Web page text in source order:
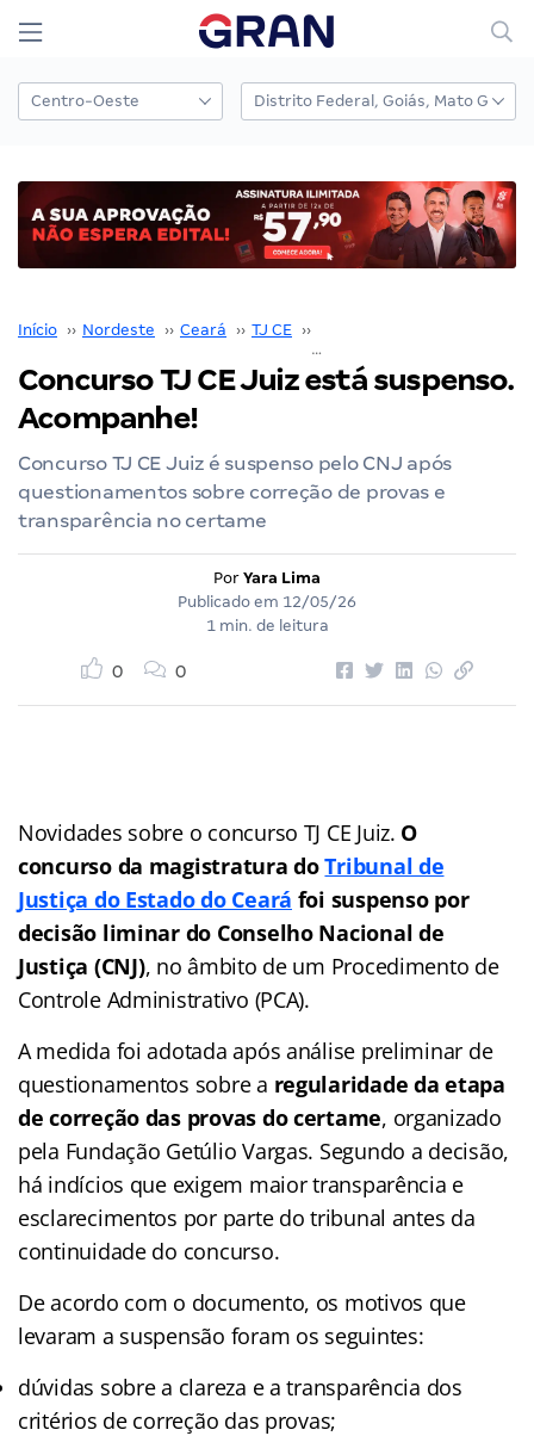
Início ›› Nordeste ›› Ceará ›› TJ CE ››
Concurso TJ CE Juiz está suspenso.
Acompanhe!
Concurso TJ CE Juiz é suspenso pelo CNJ após
questionamentos sobre correção de provas e
transparência no certame
Por Yara Lima
Publicado em 12/05/26
1 min. de leitura
0 0
Novidades sobre o concurso TJ CE Juiz. O
concurso da magistratura doTribunal de
Justiça do Estado do Ceará foi suspenso por
decisão liminar do Conselho Nacional de
Justiça (CNJ), no âmbito de um Procedimento de
Controle Administrativo (PCA).
A medida foi adotada após análise preliminar de
questionamentos sobre a regularidade da etapa
de correção das provas do certame, organizado
pela Fundação Getúlio Vargas. Segundo a decisão,
há indícios que exigem maior transparência e
esclarecimentos por parte do tribunal antes da
continuidade do concurso.
De acordo com o documento, os motivos que
levaram a suspensão foram os seguintes:
dúvidas sobre a clareza e a transparência dos
critérios de correção das provas;